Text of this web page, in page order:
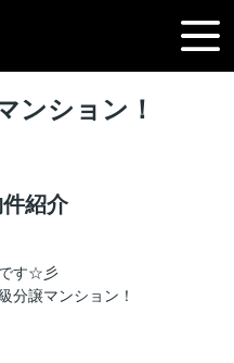
ンション！
件紹介
す☆彡
分譲マンション！